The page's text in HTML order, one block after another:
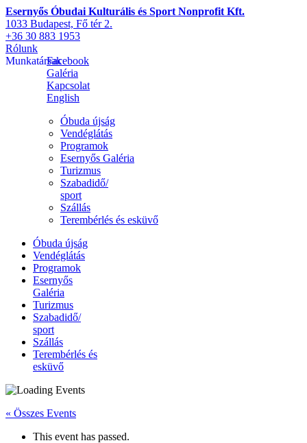
Esernyős Óbudai Kulturális és Sport Nonprofit Kft.
1033 Budapest, Fő tér 2.
+36 30 883 1953
Rólunk
MunkatársakFacebook
Galéria
Kapcsolat
English
Óbuda újság
Vendéglátás
Programok
Esernyős Galéria
Turizmus
Szabadidő/
sport
Szállás
Terembérlés és esküvő
Óbuda újság
Vendéglátás
Programok
Esernyős
Galéria
Turizmus
Szabadidő/
sport
Szállás
Terembérlés és
esküvő
« Összes Events
This event has passed.